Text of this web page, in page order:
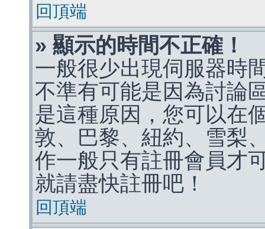
回頂端
» 顯示的時間不正確！
一般很少出現伺服器時
不準有可能是因為討論
是這種原因，您可以在
敦、巴黎、紐約、雪梨
作一般只有註冊會員才
就請盡快註冊吧！
回頂端